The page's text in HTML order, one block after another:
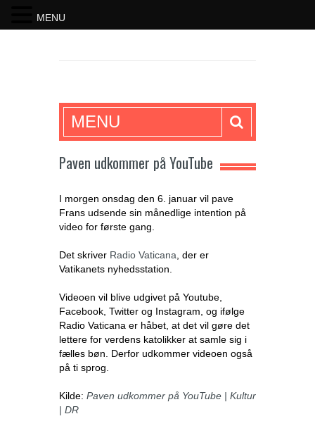
SKRIFTEN
MENU
Paven udkommer på YouTube
I morgen onsdag den 6. januar vil pave
Frans udsende sin månedlige intention på
video for første gang.
Det skriver Radio Vaticana , der er
Vatikanets nyhedsstation.
Videoen vil blive udgivet på Youtube,
Facebook, Twitter og Instagram, og ifølge
Radio Vaticana er håbet, at det vil gøre det
lettere for verdens katolikker at samle sig i
fælles bøn. Derfor udkommer videoen også
på ti sprog.
Kilde: Paven udkommer på YouTube | Kultur
| DR
MENU